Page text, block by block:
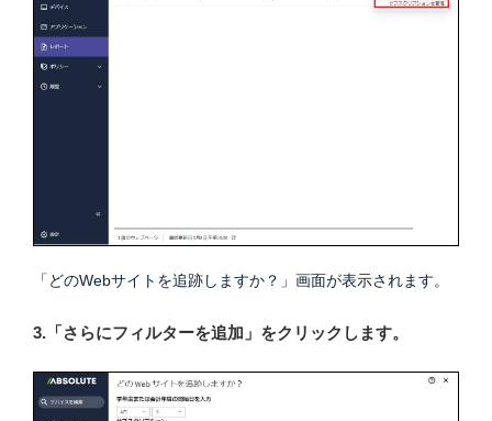
「どのWebサイトを追跡しますか？」画面が表示されます。
3.「さらにフィルターを追加」をクリックします。